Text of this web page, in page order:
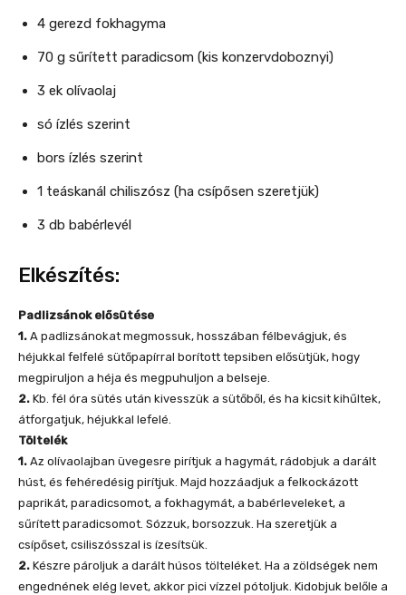
4 gerezd fokhagyma
70 g sűrített paradicsom (kis konzervdoboznyi)
3 ek olívaolaj
só ízlés szerint
bors ízlés szerint
1 teáskanál chiliszósz (ha csípősen szeretjük)
3 db babérlevél
Elkészítés:
Padlizsánok elősütése
1. A padlizsánokat megmossuk, hosszában félbevágjuk, és
héjukkal felfelé sütőpapírral borított tepsiben elősütjük, hogy
megpiruljon a héja és megpuhuljon a belseje.
2. Kb. fél óra sütés után kivesszük a sütőből, és ha kicsit kihűltek,
átforgatjuk, héjukkal lefelé.
Töltelék
1. Az olívaolajban üvegesre pirítjuk a hagymát, rádobjuk a darált
húst, és fehéredésig pirítjuk. Majd hozzáadjuk a felkockázott
paprikát, paradicsomot, a fokhagymát, a babérleveleket, a
sűrített paradicsomot. Sózzuk, borsozzuk. Ha szeretjük a
csípőset, csiliszósszal is ízesítsük.
2. Készre pároljuk a darált húsos tölteléket. Ha a zöldségek nem
engednének elég levet, akkor pici vízzel pótoljuk. Kidobjuk belőle a